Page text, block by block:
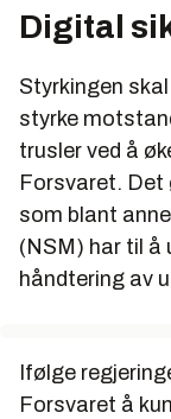
Digital
Styrkingen
styrke
trusler ved å
Forsvaret. Det
som blant
(NSM) har til
håndtering av
Ifølge
Forsvaret å